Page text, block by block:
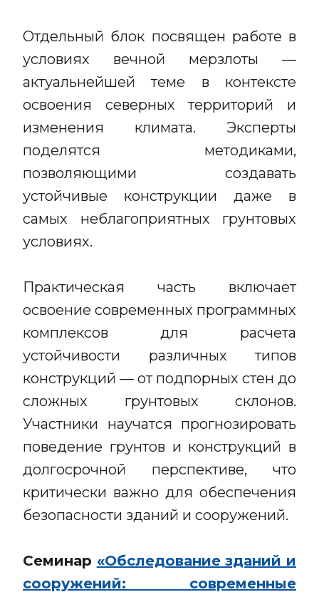
Отдельный блок посвящен работе в
условиях вечной мерзлоты —
актуальнейшей теме в контексте
освоения северных территорий и
изменения климата. Эксперты
поделятся методиками,
позволяющими создавать
устойчивые конструкции даже в
самых неблагоприятных грунтовых
условиях.
Практическая часть включает
освоение современных программных
комплексов для расчета
устойчивости различных типов
конструкций — от подпорных стен до
сложных грунтовых склонов.
Участники научатся прогнозировать
поведение грунтов и конструкций в
долгосрочной перспективе, что
критически важно для обеспечения
безопасности зданий и сооружений.
Семинар «Обследование зданий и
сооружений: современные